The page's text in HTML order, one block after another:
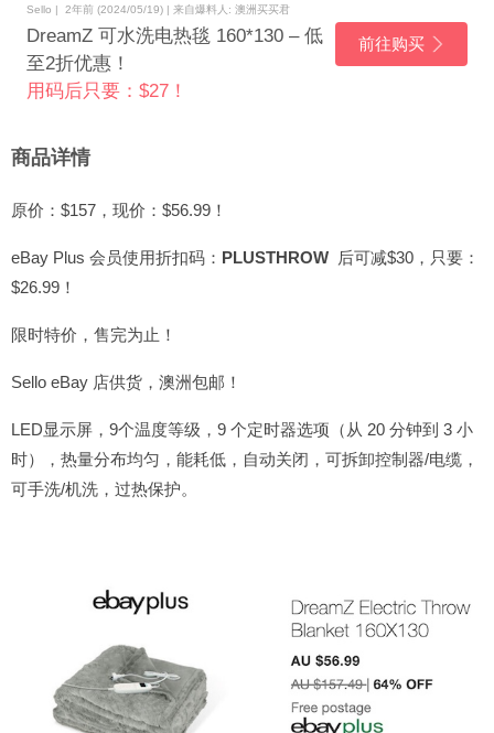
Sello | 2年前 (2024/05/19) | 来自爆料人: 澳洲买买君
DreamZ 可水洗电热毯 160*130 – 低
至2折优惠！
用码后只要：$27！
前往购买
商品详情
原价：$157，现价：$56.99！
eBay Plus 会员使用折扣码： PLUSTHROW 后可减$30，只要：
$26.99！
限时特价，售完为止！
Sello eBay 店供货，澳洲包邮！
LED显示屏，9个温度等级，9 个定时器选项（从 20 分钟到 3 小
时），热量分布均匀，能耗低，自动关闭，可拆卸控制器/电缆，
可手洗/机洗，过热保护。